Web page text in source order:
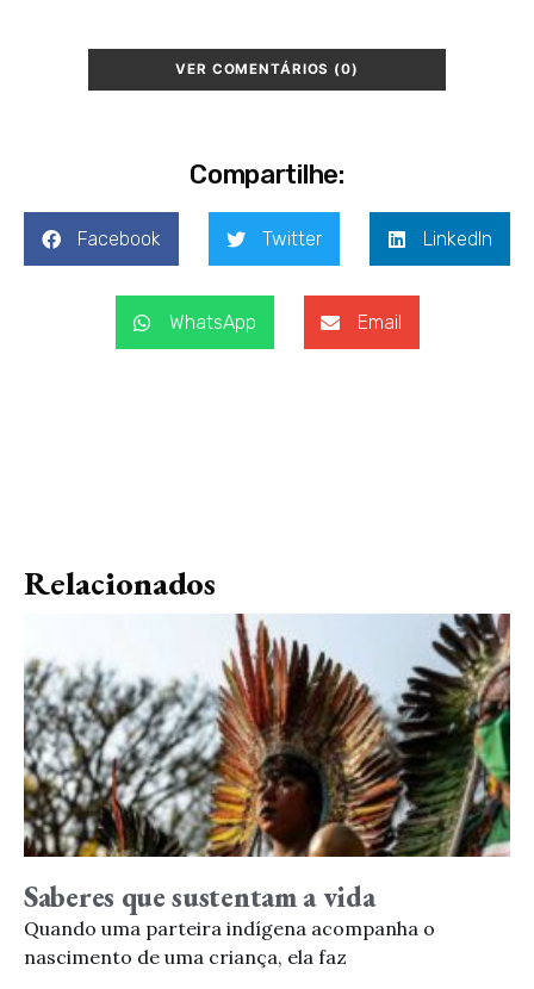
VER COMENTÁRIOS (0)
Compartilhe:
Facebook Twitter LinkedIn
WhatsApp Email
Relacionados
Saberes que sustentam a vida
Quando uma parteira indígena acompanha o
nascimento de uma criança, ela faz